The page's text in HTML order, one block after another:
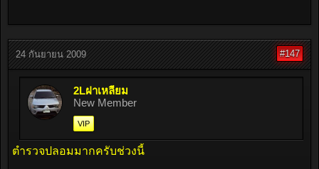
24 กันยายน 2009 #147
2Lฝาเหลี่ยม
New Member
VIP
ตำรวจปลอมมากครับช่วงนี้